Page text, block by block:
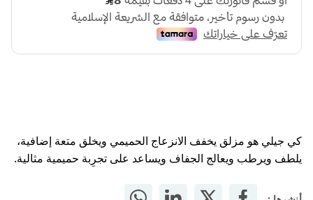
كي جيلي هو مزلق يخفف الانزعاج الحميمي ويخلق متعة إضافية،
يلطف ويرطب ويعالج الجفاف ويساعد على تجرِبة حميمية مثالية.